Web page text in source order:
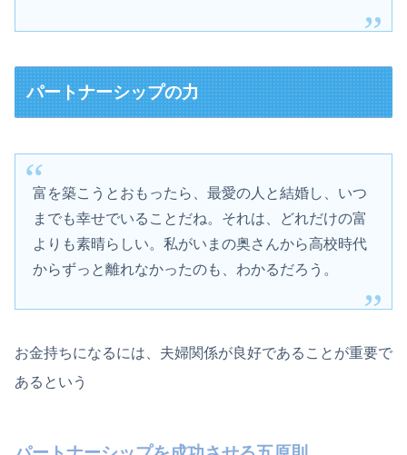
パートナーシップの力
富を築こうとおもったら、最愛の人と結婚し、いつ
までも幸せでいることだね。それは、どれだけの富
よりも素晴らしい。私がいまの奥さんから高校時代
からずっと離れなかったのも、わかるだろう。
お金持ちになるには、夫婦関係が良好であることが重要で
あるという